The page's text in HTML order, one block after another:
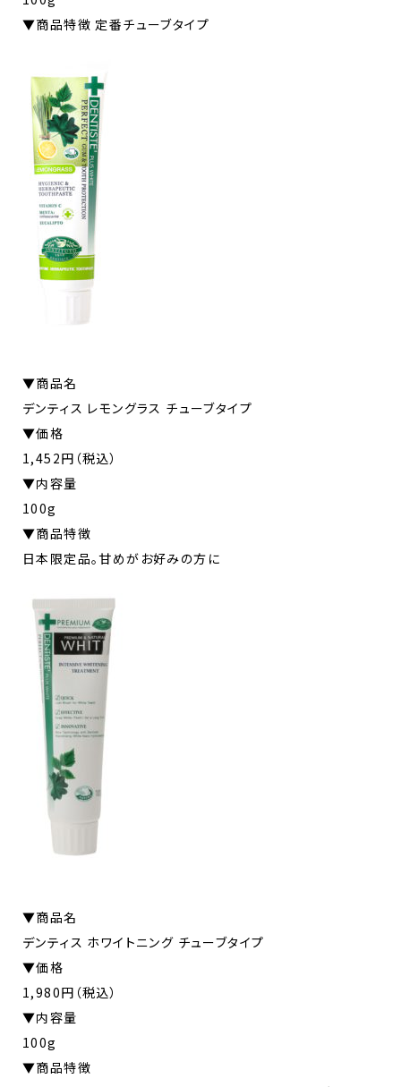
▼商品特徴 定番チューブタイプ
▼商品名
デンティス レモングラス チューブタイプ
▼価格
1,452円（税込）
▼内容量
100g
▼商品特徴
日本限定品。甘めがお好みの方に
▼商品名
デンティス ホワイトニング チューブタイプ
▼価格
1,980円（税込）
▼内容量
100g
▼商品特徴